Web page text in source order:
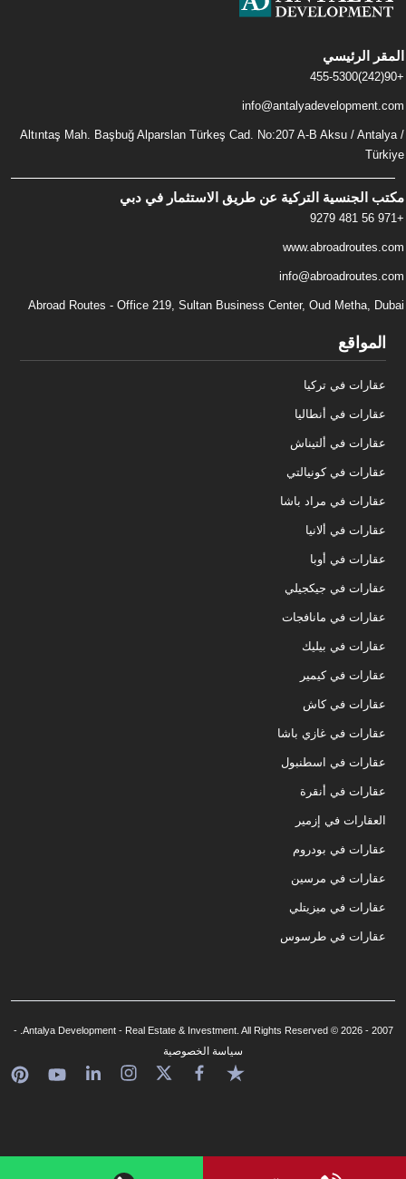
المقر الرئيسي
+90(242)455-5300
info@antalyadevelopment.com
Altıntaş Mah. Başbuğ Alparslan Türkeş Cad. No:207 A-B Aksu / Antalya /
Türkiye
مكتب الجنسية التركية عن طريق الاستثمار في دبي
+971 56 481 9279
www.abroadroutes.com
info@abroadroutes.com
Abroad Routes - Office 219, Sultan Business Center, Oud Metha, Dubai
المواقع
عقارات في تركيا
عقارات في أنطاليا
عقارات في ألتيناش
عقارات في كونيالتي
عقارات في مراد باشا
عقارات في ألانيا
عقارات في أوبا
عقارات في جيكجيلي
عقارات في مانافجات
عقارات في بيليك
عقارات في كيمير
عقارات في كاش
عقارات في غازي باشا
عقارات في اسطنبول
عقارات في أنقرة
العقارات في إزمير
عقارات في بودروم
عقارات في مرسين
عقارات في ميزيتلي
عقارات في طرسوس
2007 - 2026 © Antalya Development - Real Estate & Investment. All Rights Reserved. -
سياسة الخصوصية